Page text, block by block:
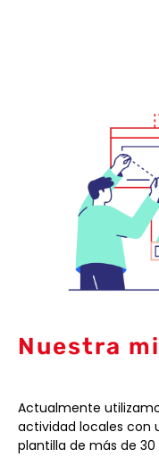
Nuestra
Actualmente
actividad locales con
plantilla de más de 30